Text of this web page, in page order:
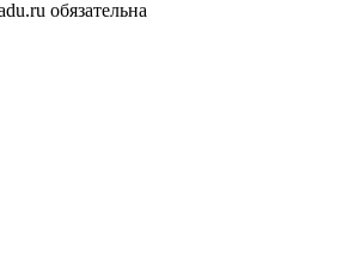
обязательна